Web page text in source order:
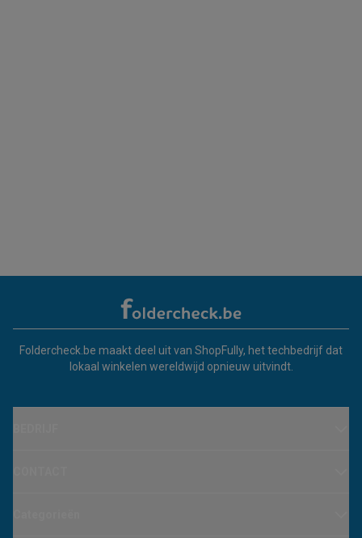
Foldercheck.be maakt deel uit van ShopFully, het techbedrijf dat
lokaal winkelen wereldwijd opnieuw uitvindt.